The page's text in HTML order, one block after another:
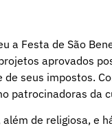
a Festa de São
aprovados
seus impostos.
patrocinadoras da
de religiosa, e